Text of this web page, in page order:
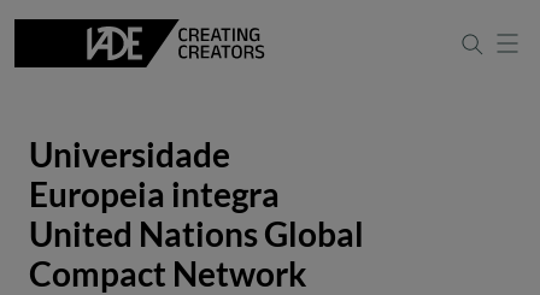
Universidade
Europeia integra
United Nations Global
Compact Network